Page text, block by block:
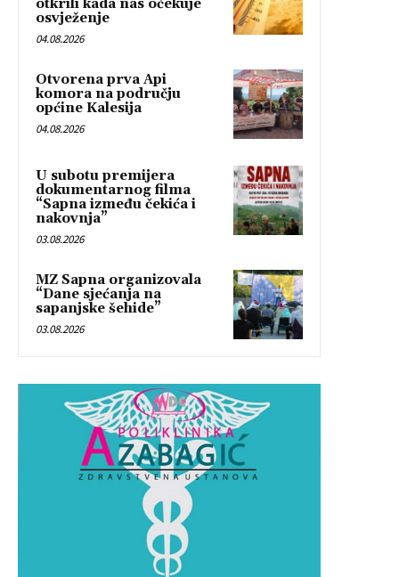
otkrili kada nas očekuje
osvježenje
04.08.2026
Otvorena prva Api
komora na području
općine Kalesija
04.08.2026
U subotu premijera
dokumentarnog filma
“Sapna između čekića i
nakovnja”
03.08.2026
MZ Sapna organizovala
“Dane sjećanja na
sapanjske šehide”
03.08.2026